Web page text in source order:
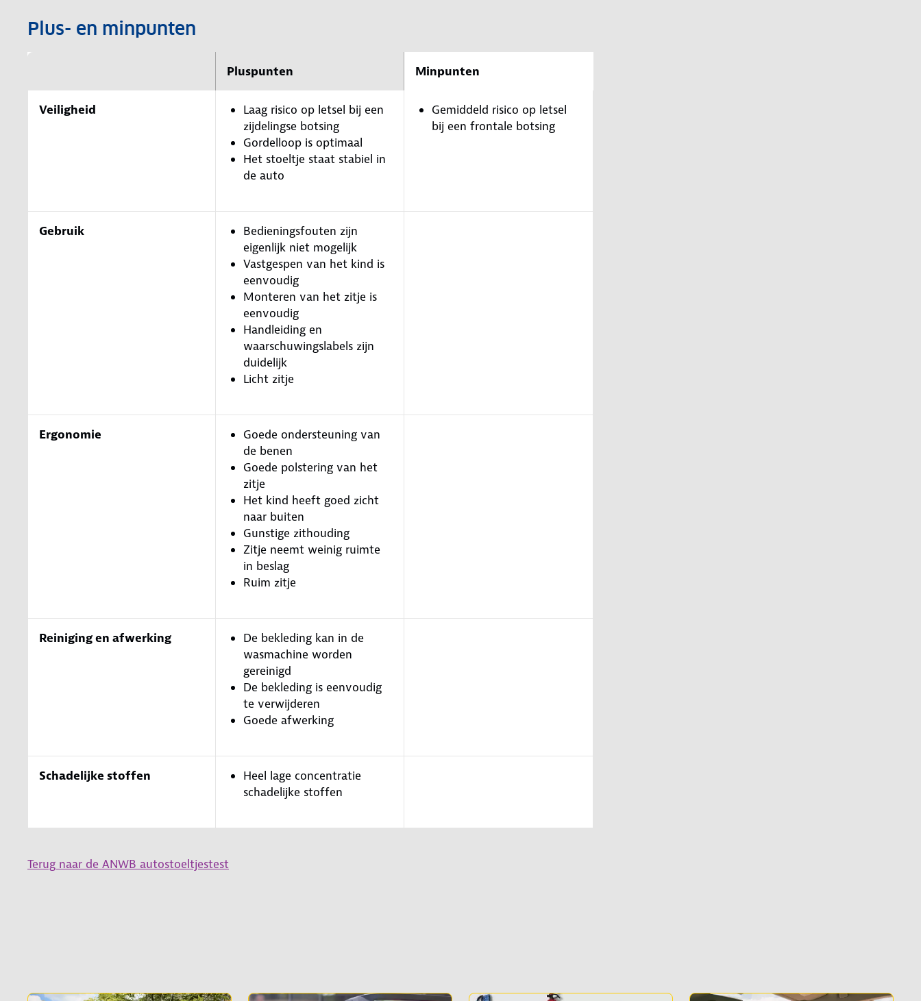
Plus- en minpunten
Pluspunten Minpunten
Veiligheid
Laag risico op letsel bij een
zijdelingse botsing
Gordelloop is optimaal
Het stoeltje staat stabiel in
de auto
Gemiddeld risico op letsel
bij een frontale botsing
Gebruik
Bedieningsfouten zijn
eigenlijk niet mogelijk
Vastgespen van het kind is
eenvoudig
Monteren van het zitje is
eenvoudig
Handleiding en
waarschuwingslabels zijn
duidelijk
Licht zitje
Ergonomie
Goede ondersteuning van
de benen
Goede polstering van het
zitje
Het kind heeft goed zicht
naar buiten
Gunstige zithouding
Zitje neemt weinig ruimte
in beslag
Ruim zitje
Reiniging en afwerking
De bekleding kan in de
wasmachine worden
gereinigd
De bekleding is eenvoudig
te verwijderen
Goede afwerking
Schadelijke stoffen
Heel lage concentratie
schadelijke stoffen
Terug naar de ANWB autostoeltjestest